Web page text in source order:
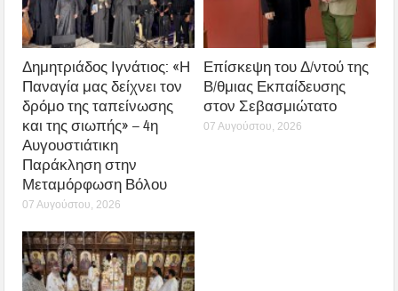
Δημητριάδος Ιγνάτιος: «Η
Παναγία μας δείχνει τον
δρόμο της ταπείνωσης
και της σιωπής» – 4η
Αυγουστιάτικη
Παράκληση στην
Μεταμόρφωση Βόλου
07 Αυγούστου, 2026
Επίσκεψη του Δ/ντού της
Β/θμιας Εκπαίδευσης
στον Σεβασμιώτατο
07 Αυγούστου, 2026